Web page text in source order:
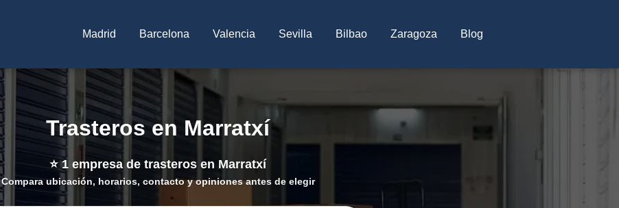
Madrid Barcelona Valencia Sevilla Bilbao Zaragoza Blog
Trasteros en Marratxí
⭐1 empresa de trasteros en Marratxí
Compara ubicación, horarios, contacto y opiniones antes de elegir